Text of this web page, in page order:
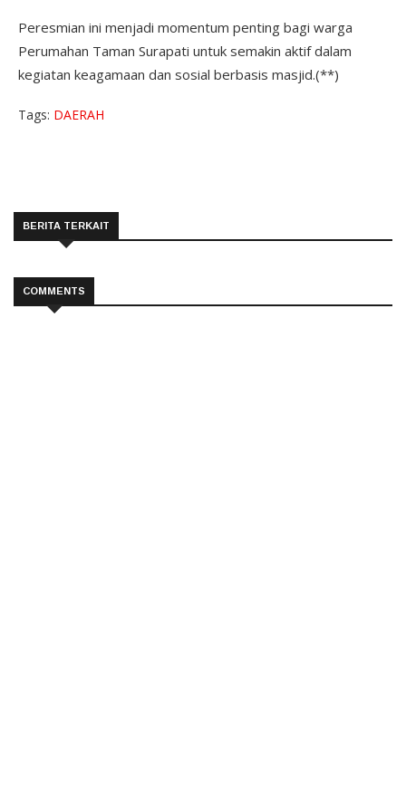
Peresmian ini menjadi momentum penting bagi warga
Perumahan Taman Surapati untuk semakin aktif dalam
kegiatan keagamaan dan sosial berbasis masjid.(**)
Tags: DAERAH
BERITA TERKAIT
COMMENTS